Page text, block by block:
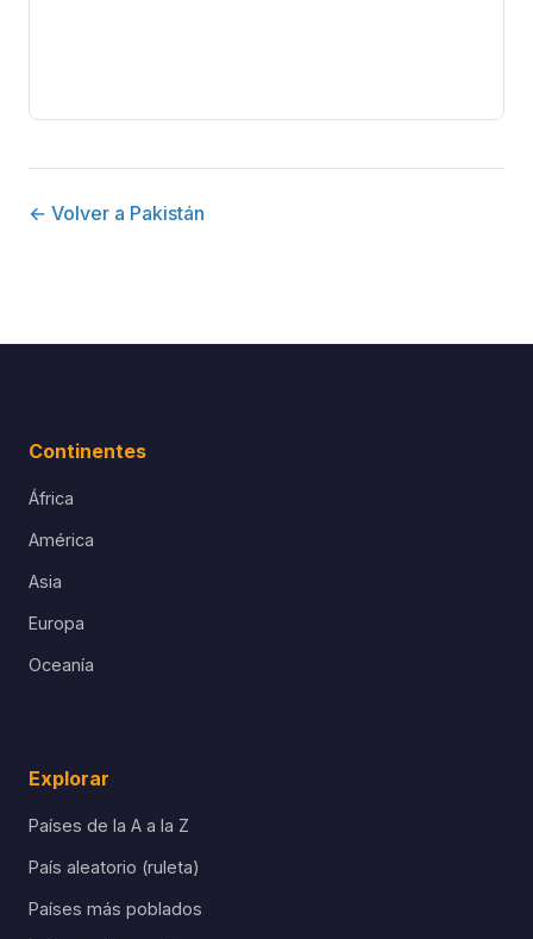
← Volver a Pakistán
Continentes
África
América
Asia
Europa
Oceanía
Explorar
Países de la A a la Z
País aleatorio (ruleta)
Países más poblados